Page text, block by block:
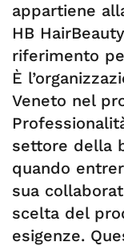
appartiene
HB
riferimento
È
Veneto nel
settore della
quando
sua
scelta del
esigenze.